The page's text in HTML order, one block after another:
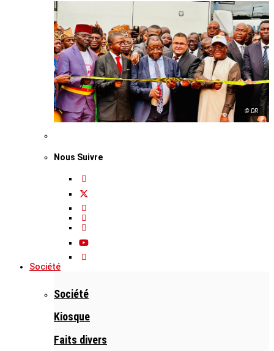
© DR
Nous Suivre
Société
Société
Kiosque
Faits divers